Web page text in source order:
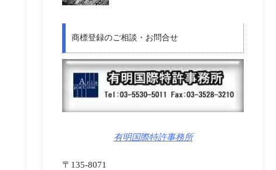
商標登録のご相談・お問合せ
有明国際特許事務所
〒135-8071